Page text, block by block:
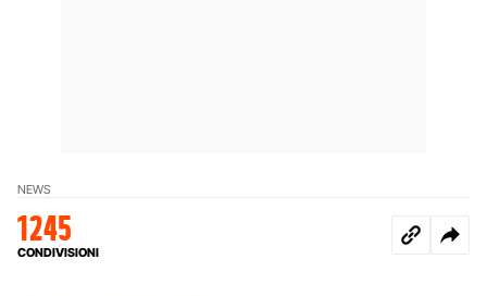
NEWS
1245
CONDIVISIONI